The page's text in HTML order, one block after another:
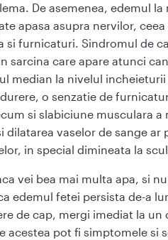
De asemenea, edemul la
apasa asupra nervilor, ceea
si furnicaturi. Sindromul de
sarcina care apare atunci
median la nivelul
o senzatie de
si slabiciune musculara a
dilatarea vaselor de sange ar
in special dimineata la
vei bea mai multa apa, si
edemul fetei persista de-a
de cap, mergi imediat la un
acestea pot fi simptomele si